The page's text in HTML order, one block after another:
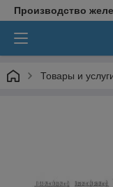
Производство
Товары и